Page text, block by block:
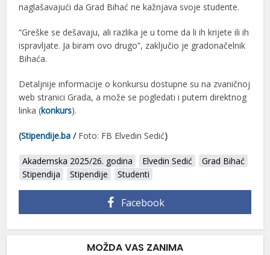
naglašavajući da Grad Bihać ne kažnjava svoje studente.
“Greške se dešavaju, ali razlika je u tome da li ih krijete ili ih
ispravljate. Ja biram ovo drugo”, zaključio je gradonačelnik
Bihaća.
Detaljnije informacije o konkursu dostupne su na zvaničnoj
web stranici Grada, a može se pogledati i putem direktnog
linka (konkurs).
(Stipendije.ba / Foto: FB Elvedin Sedić)
Akademska 2025/26. godina Elvedin Sedić
Grad Bihać
Stipendija
Stipendije Studenti
Facebook
MOŽDA VAS ZANIMA